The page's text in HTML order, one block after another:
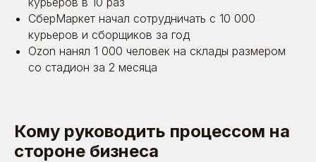
СберМаркет начал сотрудничать с 10 000
курьеров и сборщиков за год
Ozon нанял 1 000 человек на склады размером
со стадион за 2 месяца
Кому руководить процессом на
стороне бизнеса